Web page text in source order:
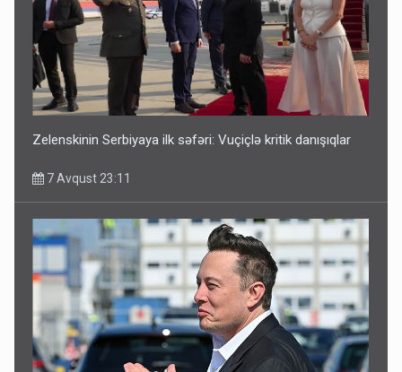
Media və Yayım Şurasına əlavə hüquq və vəzifələr verilib
7 Avqust 13:24
Zelenskinin Serbiyaya ilk səfəri: Vuçiçlə kritik danışıqlar
7 Avqust 23:11